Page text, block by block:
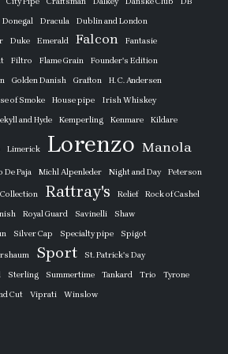
Donegal Dracula
Dublin and London
Duke Emerald Falcon
Fantasie
Filtro Flame Grain Founder's Edition
Golden Danish Grafton
H. C. Andersen
of Smoke House pipe Irish Whiskey
and Hyde Kemperling Kenmare Kildare
Limerick Lorenzo Manola
De Paja Michl Alpenleder Night and Day Peterson
Rattray's Relief
Rock of Cashel
Royal Guard Savinelli
Shaw
Silver Cap Specialty pipe Spigot
Sport
St. Patrick's Day
Sterling Summertime Tankard Trio
Tyrone
Cut Viprati Winslow